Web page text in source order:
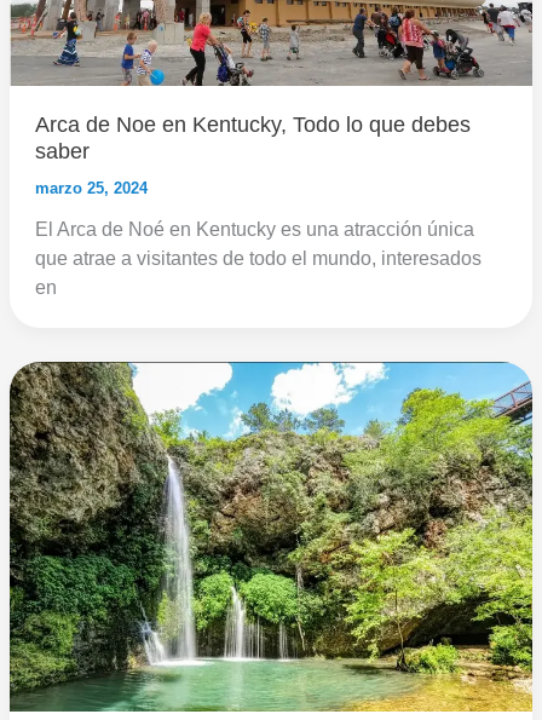
Arca de Noe en Kentucky, Todo lo que debes
saber
marzo 25, 2024
El Arca de Noé en Kentucky es una atracción única
que atrae a visitantes de todo el mundo, interesados
en